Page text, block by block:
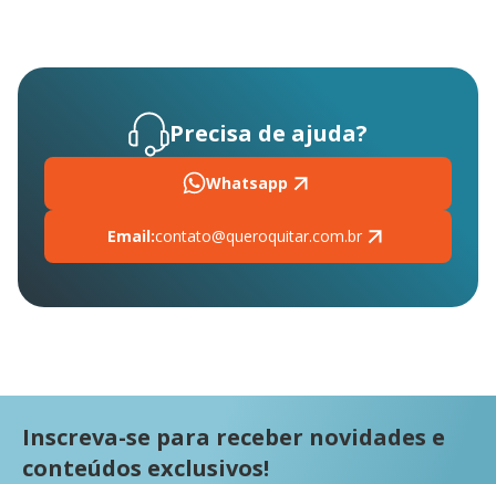
Precisa de ajuda?
Whatsapp
Email:contato@queroquitar.com.br
Inscreva-se para receber novidades e
conteúdos exclusivos!